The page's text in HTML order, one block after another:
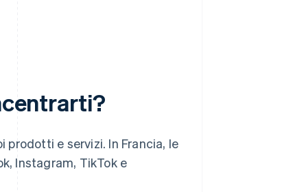
prodotti e servizi. In Francia, le
Instagram, TikTok e